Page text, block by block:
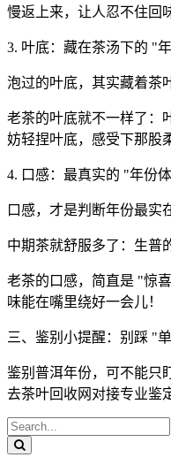
慢返上来，让人忍不住回
3. 叶底：藏在茶汤下的 "
泡过的叶底，其实藏着茶
老茶的叶底就不一样了：
妨轻捏叶底，感受下那股
4. 口感：最真实的 "年份
口感，才是判断年份最实
中期茶就舒服多了：生普
老茶的口感，简直是 "惊
味能在嘴里绕好一会儿！
三、鉴别小提醒：别踩 "
鉴别普洱年份，可不能只
去茶叶回收网对接专业鉴